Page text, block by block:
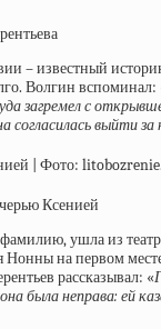
– известный
Волгин вспоминал:
с
согласилась выйти
Ксенией
ушла из
на первом
рассказывал: «
неправа: ей